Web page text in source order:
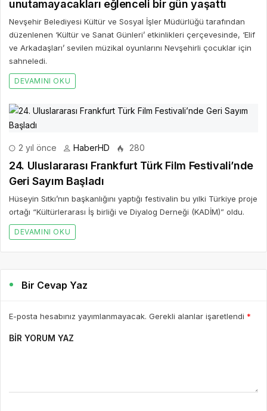
unutamayacakları eğlenceli bir gün yaşattı
Nevşehir Belediyesi Kültür ve Sosyal İşler Müdürlüğü tarafından
düzenlenen ‘Kültür ve Sanat Günleri’ etkinlikleri çerçevesinde, ‘Elif
ve Arkadaşları’ sevilen müzikal oyunlarını Nevşehirli çocuklar için
sahneledi.
DEVAMINI OKU
2 yıl önce HaberHD 280
24. Uluslararası Frankfurt Türk Film Festivali’nde
Geri Sayım Başladı
Hüseyin Sıtkı’nın başkanlığını yaptığı festivalin bu yılki Türkiye proje
ortağı “Kültürlerarası İş birliği ve Diyalog Derneği (KADİM)” oldu.
DEVAMINI OKU
Bir Cevap Yaz
E-posta hesabınız yayımlanmayacak. Gerekli alanlar işaretlendi *
BIR YORUM YAZ